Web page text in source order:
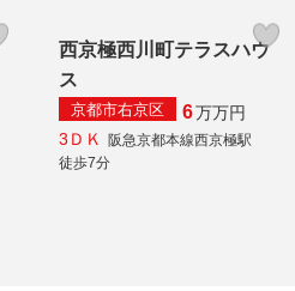
西京極西川町テラスハウ
ス
京都市右京区 6万万円
3ＤＫ
阪急京都本線西京極駅
徒歩7分